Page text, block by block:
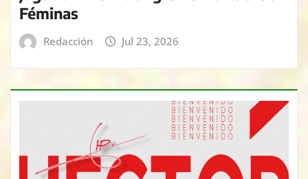
Féminas
Redacción Jul 23, 2026